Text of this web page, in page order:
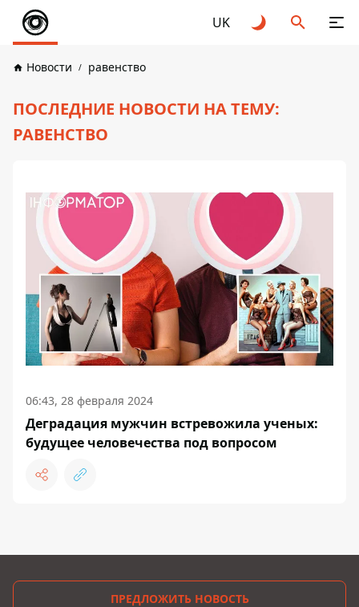
UK
Новости равенство
ПОСЛЕДНИЕ НОВОСТИ НА ТЕМУ:
РАВЕНСТВО
06:43, 28 февраля 2024
Деградация мужчин встревожила ученых:
будущее человечества под вопросом
ПРЕДЛОЖИТЬ НОВОСТЬ